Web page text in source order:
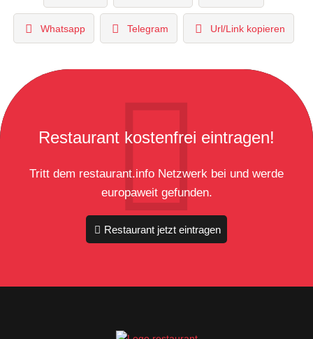
Whatsapp Telegram Url/Link kopieren
Restaurant kostenfrei eintragen!
Tritt dem restaurant.info Netzwerk bei und werde
europaweit gefunden.
Restaurant jetzt eintragen